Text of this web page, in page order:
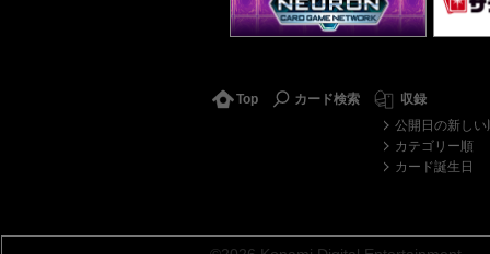
Top カード検索
収録
公開日の新しい
カテゴリー順
カード誕生日